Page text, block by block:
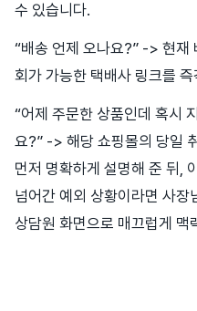
수 있습니다.
“배송 언제 오나요?” -> 현재
회가 가능한 택배사 링크를 즉
“어제 주문한 상품인데 혹시
요?” -> 해당 쇼핑몰의 당일
먼저 명확하게 설명해 준 뒤,
넘어간 예외 상황이라면 사장
상담원 화면으로 매끄럽게 맥